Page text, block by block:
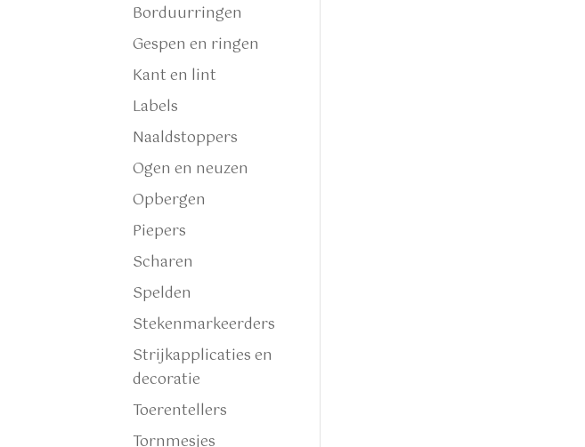
Borduurringen
Gespen en ringen
Kant en lint
Labels
Naaldstoppers
Ogen en neuzen
Opbergen
Piepers
Scharen
Spelden
Stekenmarkeerders
Strijkapplicaties en
decoratie
Toerentellers
Tornmesjes